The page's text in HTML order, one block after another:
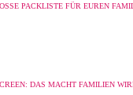
PACKLISTE FÜR EUREN
DAS MACHT FAMILIEN